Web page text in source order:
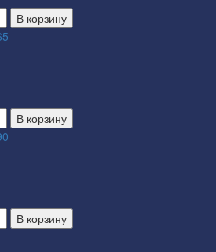
В корзину
В корзину
В корзину